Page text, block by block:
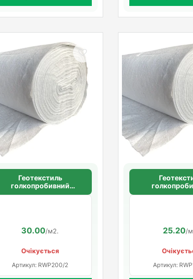
Геотекстиль
голкопробивний
щільністю 200 г/м2
30.00/м2.
Очікується
Артикул: RWP200/2
щільності
25.20/
Артикул: